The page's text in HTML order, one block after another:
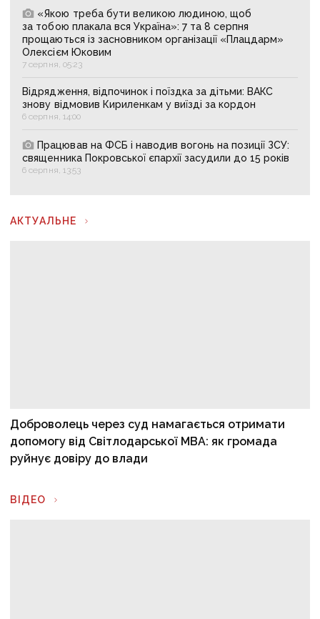
«Якою треба бути великою людиною, щоб
за тобою плакала вся Україна»: 7 та 8 серпня
прощаються із засновником організації «Плацдарм»
Олексієм Юковим
7 серпня, 05:23
Відрядження, відпочинок і поїздка за дітьми: ВАКС
знову відмовив Кириленкам у виїзді за кордон
6 серпня, 14:00
Працював на ФСБ і наводив вогонь на позиції ЗСУ:
священника Покровської єпархії засудили до 15 років
6 серпня, 13:53
АКТУАЛЬНЕ
Доброволець через суд намагається отримати
допомогу від Світлодарської МВА: як громада
руйнує довіру до влади
ВІДЕО